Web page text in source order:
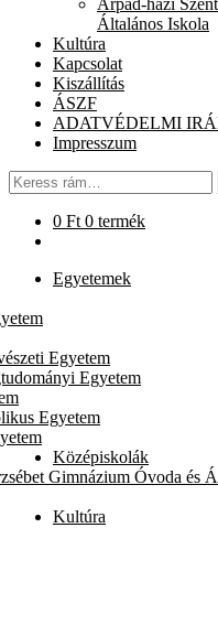
Árpád-házi
Általános Iskola
Kultúra
Kapcsolat
Kiszállítás
ÁSZF
ADATVÉDELMI
Impresszum
Keresés
a
következőre:
0 Ft 0 termék
Egyetemek
Egyetem
Egyetem
Egyetem
Középiskolák
Gimnázium Óvoda és
Kultúra